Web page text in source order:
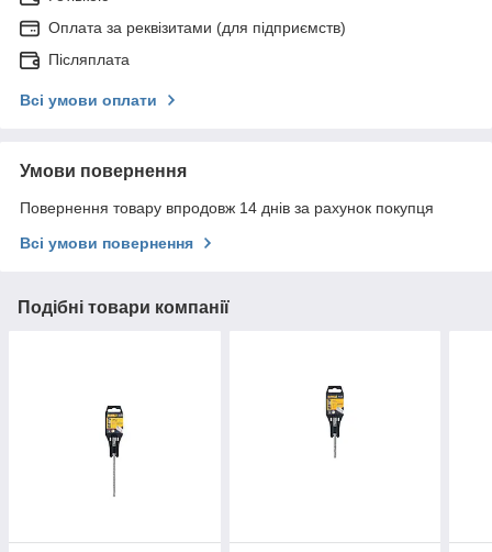
Оплата за реквізитами (для підприємств)
Післяплата
Всі умови оплати
Умови повернення
Повернення товару впродовж 14 днів за рахунок покупця
Всі умови повернення
Подібні товари компанії